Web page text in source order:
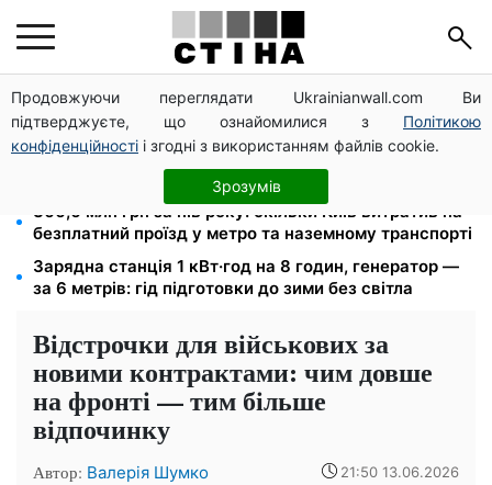
Продовжуючи переглядати Ukrainianwall.com Ви
підтверджуєте, що ознайомилися з Політикою
конфіденційності і згодні з використанням файлів cookie.
Зрозумів
12 300 грн від УВКБ ООН: пенсіонери та безробітні
переселенці отримають виплати у серпні
Долар по 44,50 грн, євро — 51,34: курс валют у
банках 9 серпня
366,6 млн грн за пів року: скільки Київ витратив на
безплатний проїзд у метро та наземному транспорті
Зарядна станція 1 кВт·год на 8 годин, генератор —
за 6 метрів: гід підготовки до зими без світла
Відстрочки для військових за
новими контрактами: чим довше
на фронті — тим більше
відпочинку
Автор: Валерія Шумко 21:50 13.06.2026